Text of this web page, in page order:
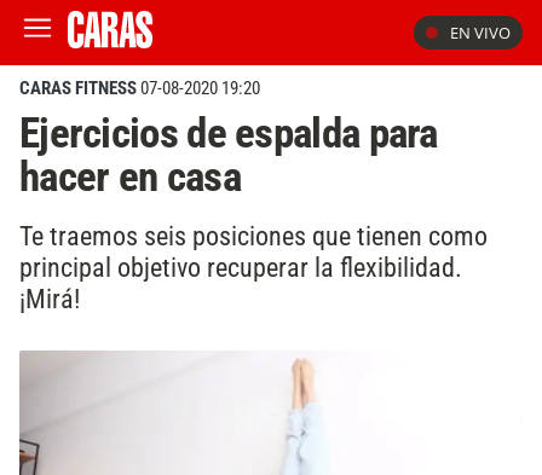
EN VIVO
CARAS FITNESS07-08-2020 19:20
Ejercicios de espalda para
hacer en casa
Te traemos seis posiciones que tienen como
principal objetivo recuperar la flexibilidad.
¡Mirá!